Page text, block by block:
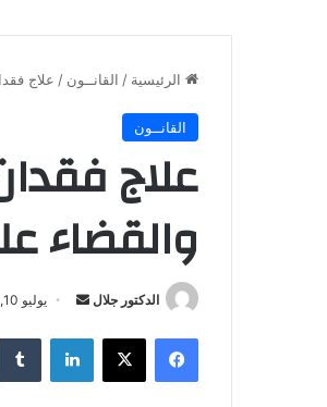
الرئيسية / القانــون / علاج
القانــون
علاج
والقضاء
الدكتور جلال
أرسل
إلكترونيا
يوليو 10, 2018
فيسبوك X لينكدإن